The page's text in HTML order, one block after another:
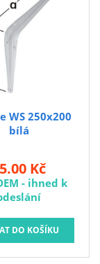
kameny
WS 250x200
bílá
Kč
- ihned k